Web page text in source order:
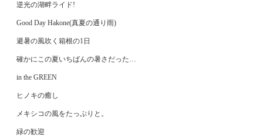
逆光の湖畔ライド!
Good Day Hakone(真夏の通り雨)
避暑の風吹く箱根の1日
確かにこの夏いちばんの暑さだった…
in the GREEN
ヒノキの癒し
メキシコの風をたっぷりと。
緑の歓迎